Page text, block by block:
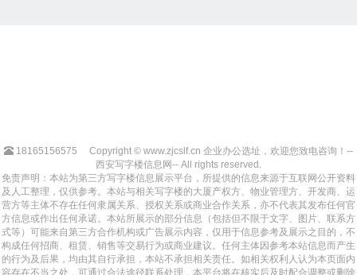
18165156575
Copyright © www.zjcslf.cn 企业办公选址，欢迎您致电咨询！--
西安写字楼信息网-- All rights reserved.
免责声明：本站为第三方写字楼信息展示平台，所提供的信息来源于互联网公开资料
及人工整理，仅供参考。本站与相关写字楼的大厦产权方、物业管理方、开发商、运
营方等主体不存在任何隶属关系、授权关系或商业合作关系，亦不代表其发布任何官
方信息或作出任何承诺。本站所展示的部分信息（包括但不限于文字、图片、联系方
式等）可能来自第三方合作机构或广告展示内容，仅用于信息参考及展示之目的，不
构成任何招商、租赁、销售等交易行为或商业建议。任何主体因参考本站信息而产生
的行为及后果，均由其自行承担，本站不承担相关责任。如相关权利人认为本页面内